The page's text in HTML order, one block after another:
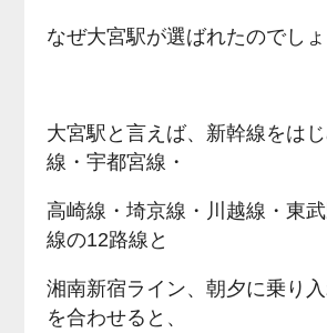
なぜ大宮駅が選ばれたのでしょ
大宮駅と言えば、新幹線をは
線・宇都宮線・
高崎線・埼京線・川越線・東
線の12路線と
湘南新宿ライン、朝夕に乗り
を合わせると、